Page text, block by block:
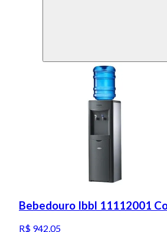
Bebedouro Ibbl 11112001
R$ 942,05